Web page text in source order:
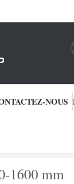
NOUS
1600 mm